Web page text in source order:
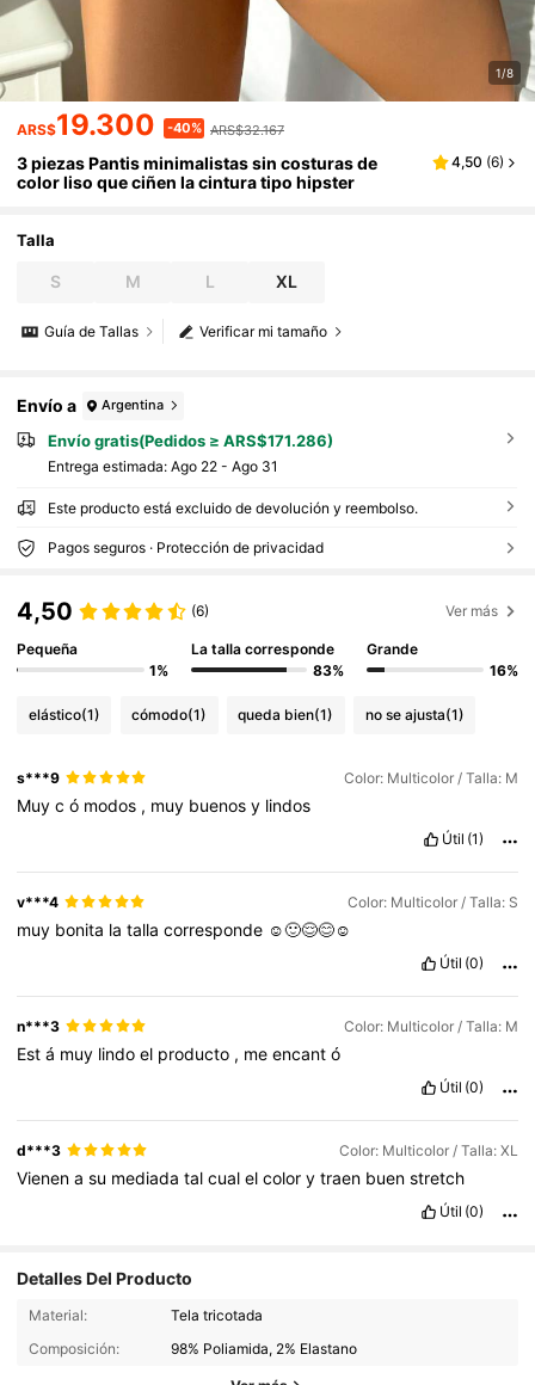
1/8
ARS$19.300 -40% ARS$32.167
3 piezas Pantis minimalistas sin costuras de
color liso que ciñen la cintura tipo hipster
4,50 (6)
Talla
S M L XL
Verificar mi tamaño
Guía de Tallas
Envío a Argentina
Envío gratis(Pedidos ≥ ARS$171.286)
Entrega estimada: Ago 22 - Ago 31
Este producto está excluido de devolución y reembolso.
Pagos seguros · Protección de privacidad
4,50 (6) Ver más
Pequeña
1%
La talla corresponde
83%
Grande
16%
elástico(1) cómodo(1) queda bien(1) no se ajusta(1)
s***9 Color: Multicolor / Talla: M
Muycó modos , muy buenosy lindos
Útil (1)
v***4 Color: Multicolor / Talla: S
muy bonita latallacorresponde ☺️🙂😌😊☺️
Útil (0)
n***3 Color: Multicolor / Talla: M
Está muy lindoel producto , meencantó
Útil (0)
d***3 Color: Multicolor / Talla: XL
Vienenasu mediadatalcualelcolorytraen buenstretch
Útil (0)
Detalles Del Producto
Material:
Tela tricotada
Composición:
98% Poliamida, 2% Elastano
1.1M Seguidores